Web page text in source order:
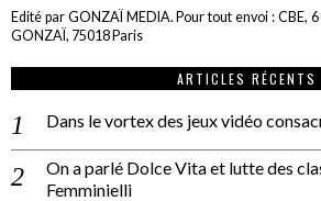
Edité par GONZAÏ MEDIA. Pour tout envoi : CBE,
GONZAÏ, 75018 Paris
ARTICLES RÉCENTS
Dans le vortex des jeux vidéo
On a parlé Dolce Vita et lutte des
Femminielli